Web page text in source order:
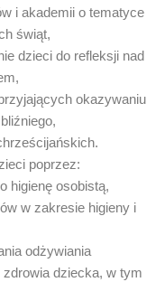
i akademii o tematyce
świąt,
dzieci do refleksji nad
okazywaniu
poprzez:
higienę osobistą,
w zakresie higieny i
odżywiania
dziecka, w tym